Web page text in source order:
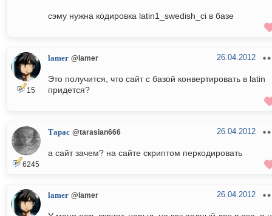
сэму нужна кодировка latin1_swedish_ci в базе
15
lamer @lamer 26.04.2012
Это получится, что сайт с базой конвертировать в latin
придется?
6245
Тарас @tarasian666 26.04.2012
а сайт зачем? на сайте скриптом перкодировать
lamer @lamer 26.04.2012